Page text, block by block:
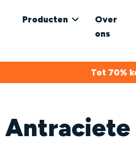
Producten
Over
ons
Tot 70%
Antraciete